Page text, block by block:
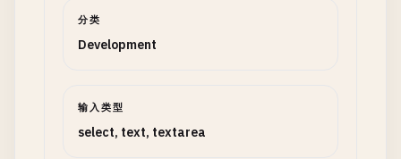
分类
Development
输入类型
select, text, textarea